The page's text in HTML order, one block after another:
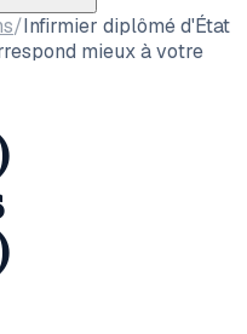
/Infirmier diplômé d'État
mieux à votre